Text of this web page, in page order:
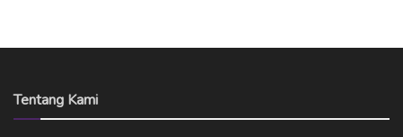
Tentang Kami